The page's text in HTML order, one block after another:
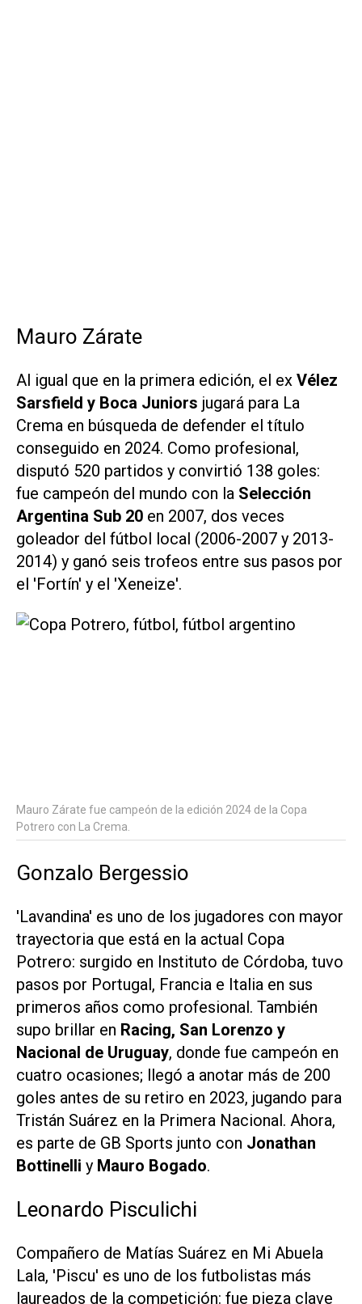
Mauro Zárate
Al igual que en la primera edición, el ex Vélez
Sarsfield y Boca Juniors jugará para La
Crema en búsqueda de defender el título
conseguido en 2024. Como profesional,
disputó 520 partidos y convirtió 138 goles:
fue campeón del mundo con la Selección
Argentina Sub 20 en 2007, dos veces
goleador del fútbol local (2006-2007 y 2013-
2014) y ganó seis trofeos entre sus pasos por
el 'Fortín' y el 'Xeneize'.
Mauro Zárate fue campeón de la edición 2024 de la Copa
Potrero con La Crema.
Gonzalo Bergessio
'Lavandina' es uno de los jugadores con mayor
trayectoria que está en la actual Copa
Potrero: surgido en Instituto de Córdoba, tuvo
pasos por Portugal, Francia e Italia en sus
primeros años como profesional. También
supo brillar en Racing, San Lorenzo y
Nacional de Uruguay, donde fue campeón en
cuatro ocasiones; llegó a anotar más de 200
goles antes de su retiro en 2023, jugando para
Tristán Suárez en la Primera Nacional. Ahora,
es parte de GB Sports junto con Jonathan
Bottinelli y Mauro Bogado.
Leonardo Pisculichi
Compañero de Matías Suárez en Mi Abuela
Lala, 'Piscu' es uno de los futbolistas más
laureados de la competición: fue pieza clave